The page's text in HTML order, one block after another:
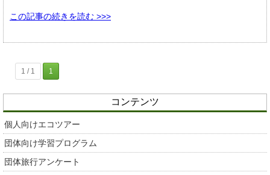
この記事の続きを読む >>>
1 / 1 1
コンテンツ
個人向けエコツアー
団体向け学習プログラム
団体旅行アンケート